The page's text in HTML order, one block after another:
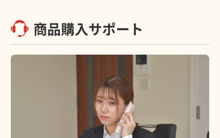
商品購入サポート